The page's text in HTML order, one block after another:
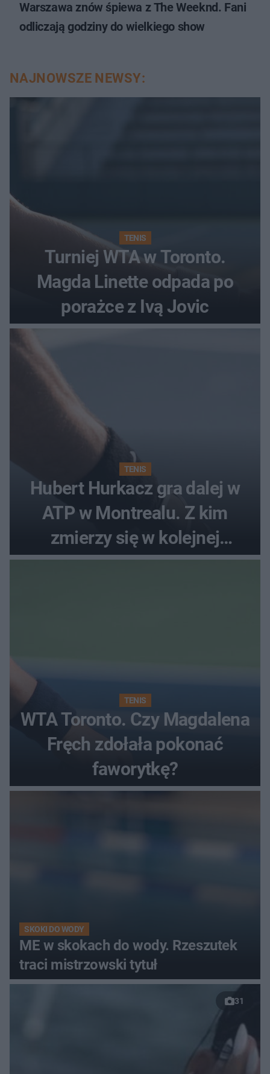
Warszawa znów śpiewa z The Weeknd. Fani
odliczają godziny do wielkiego show
NAJNOWSZE NEWSY:
TENIS
Turniej WTA w Toronto.
Magda Linette odpada po
porażce z Ivą Jovic
TENIS
Hubert Hurkacz gra dalej w
ATP w Montrealu. Z kim
zmierzy się w kolejnej
rundzie?
TENIS
WTA Toronto. Czy Magdalena
Fręch zdołała pokonać
faworytkę?
SKOKI DO WODY
ME w skokach do wody. Rzeszutek
traci mistrzowski tytuł
31